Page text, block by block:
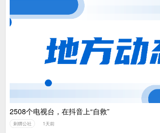
2508个电视台，在抖音上“自救”
刺猬公社 1天前